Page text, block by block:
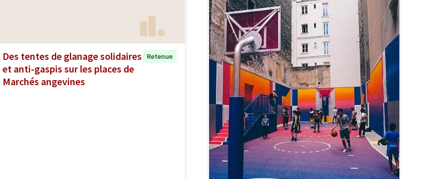
Des tentes de glanage solidaires
et anti-gaspis sur les places de
Marchés angevines
Retenue